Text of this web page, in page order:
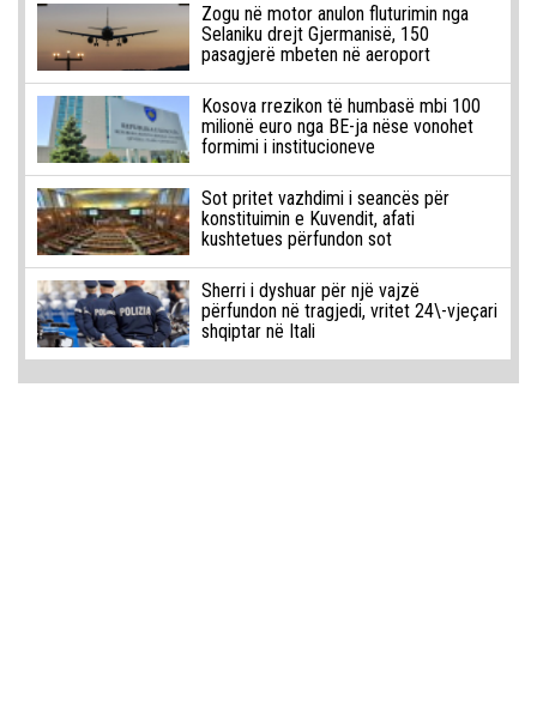
Zogu në motor anulon fluturimin nga
Selaniku drejt Gjermanisë, 150
pasagjerë mbeten në aeroport
Kosova rrezikon të humbasë mbi 100
milionë euro nga BE-ja nëse vonohet
formimi i institucioneve
Sot pritet vazhdimi i seancës për
konstituimin e Kuvendit, afati
kushtetues përfundon sot
Sherri i dyshuar për një vajzë
përfundon në tragjedi, vritet 24\-vjeçari
shqiptar në Itali